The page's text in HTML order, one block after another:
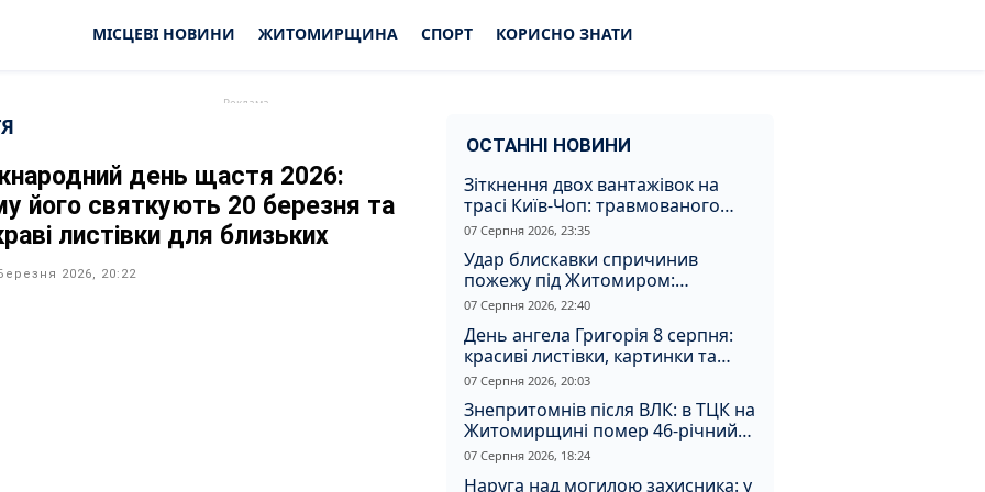
МІСЦЕВІ НОВИНИ ЖИТОМИРЩИНА СПОРТ КОРИСНО ЗНАТИ
день щастя 2026:
його святкують 20 березня та
листівки для близьких
2026, 20:22
ОСТАННІ НОВИНИ
Зіткнення двох вантажівок на
трасі Київ-Чоп: травмованого
водія забрали до лікарні
07 Серпня 2026, 23:35
Удар блискавки спричинив
пожежу під Житомиром:
рятувальники витягли з вогню
07 Серпня 2026, 22:40
День ангела Григорія 8 серпня:
красиві листівки, картинки та
душевні привітання
07 Серпня 2026, 20:03
Знепритомнів після ВЛК: в ТЦК на
Житомирщині помер 46-річний
чоловік
07 Серпня 2026, 18:24
Наруга над могилою захисника: у